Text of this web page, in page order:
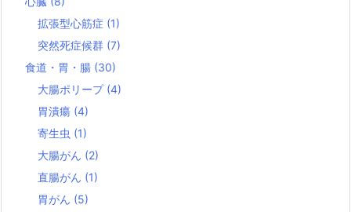
拡張型心筋症 (1)
突然死症候群 (7)
食道・胃・腸 (30)
大腸ポリープ (4)
胃潰瘍 (4)
寄生虫 (1)
大腸がん (2)
直腸がん (1)
胃がん (5)